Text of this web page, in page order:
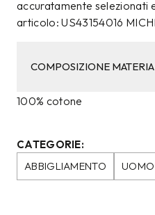
accuratamente selezionati
articolo: US43154016
COMPOSIZIONE
100% cotone
CATEGORIE:
ABBIGLIAMENTO
UOMO